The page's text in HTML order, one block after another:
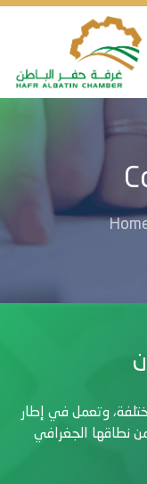
وتعمل في إطار
نطاقها الجغرافي